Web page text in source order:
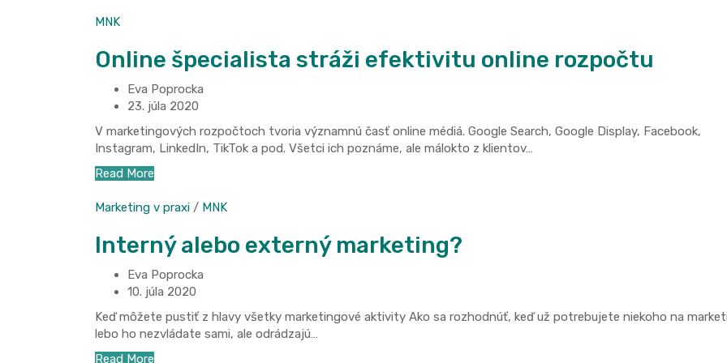
MNK
Online špecialista stráži efektivitu online rozpočtu
Eva Poprocka
23. júla 2020
V marketingových rozpočtoch tvoria významnú časť online médiá. Google Search, Google Display, Facebook,
Instagram, LinkedIn, TikTok a pod. Všetci ich poznáme, ale málokto z klientov…
Read More
Marketing v praxi / MNK
Interný alebo externý marketing?
Eva Poprocka
10. júla 2020
Keď môžete pustiť z hlavy všetky marketingové aktivity Ako sa rozhodnúť, keď už potrebujete niekoho na
lebo ho nezvládate sami, ale odrádzajú…
Read More